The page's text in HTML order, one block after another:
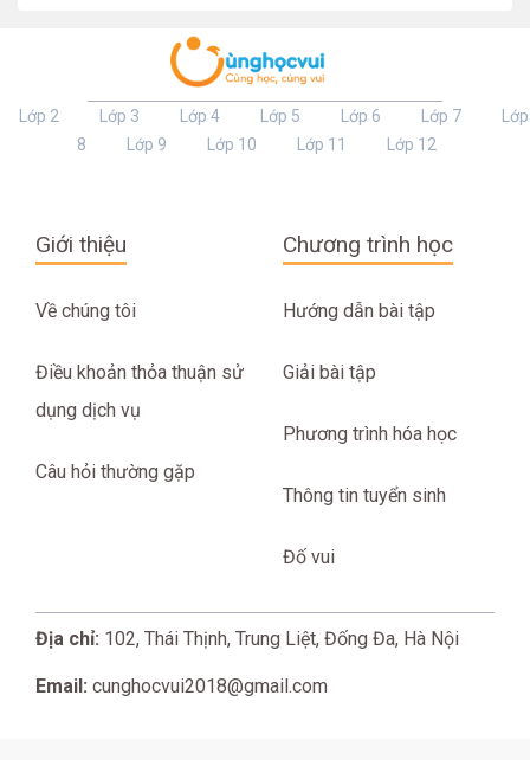
Lớp 2 Lớp 3 Lớp 4 Lớp 5 Lớp 6 Lớp 7
Lớp
8
Lớp 9 Lớp 10 Lớp 11 Lớp 12
Giới thiệu
Về chúng tôi
Điều khoản thỏa thuận sử
dụng dịch vụ
Câu hỏi thường gặp
Chương trình học
Hướng dẫn bài tập
Giải bài tập
Phương trình hóa học
Thông tin tuyển sinh
Đố vui
Địa chỉ: 102, Thái Thịnh, Trung Liệt, Đống Đa, Hà Nội
Email: cunghocvui2018@gmail.com